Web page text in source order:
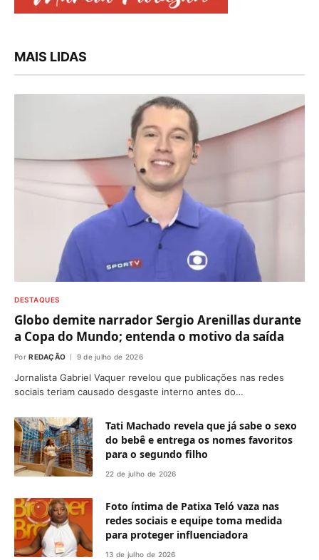
MAIS LIDAS
DESTAQUES
Globo demite narrador Sergio Arenillas durante
a Copa do Mundo; entenda o motivo da saída
Por REDAÇÃO 9 de julho de 2026
Jornalista Gabriel Vaquer revelou que publicações nas redes
sociais teriam causado desgaste interno antes do…
Tati Machado revela que já sabe o sexo
do bebê e entrega os nomes favoritos
para o segundo filho
22 de julho de 2026
Foto íntima de Patixa Teló vaza nas
redes sociais e equipe toma medida
para proteger influenciadora
13 de julho de 2026